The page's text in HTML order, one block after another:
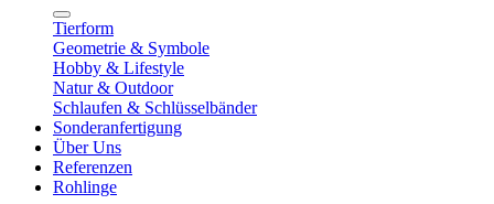
Tierform
Geometrie & Symbole
Hobby & Lifestyle
Natur & Outdoor
Schlaufen & Schlüsselbänder
Sonderanfertigung
Über Uns
Referenzen
Rohlinge